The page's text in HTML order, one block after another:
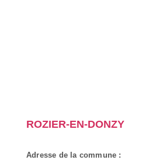
ROZIER-EN-DONZY
Adresse de la commune :